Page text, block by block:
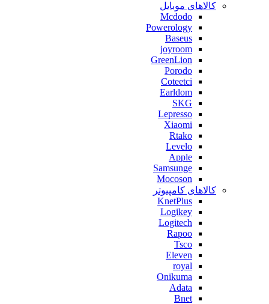
کالاهای موبایل
Mcdodo
Powerology
Baseus
joyroom
GreenLion
Porodo
Coteetci
Earldom
SKG
Lepresso
Xiaomi
Rtako
Levelo
Apple
Samsunge
Mocoson
کالاهای کامپیوتر
KnetPlus
Logikey
Logitech
Rapoo
Tsco
Eleven
royal
Onikuma
Adata
Bnet